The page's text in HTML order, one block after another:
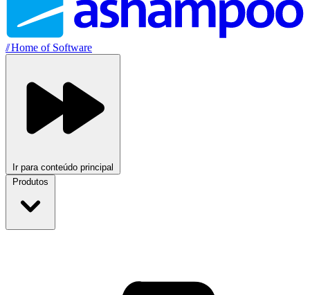
//Home of Software
Ir para conteúdo principal
Produtos